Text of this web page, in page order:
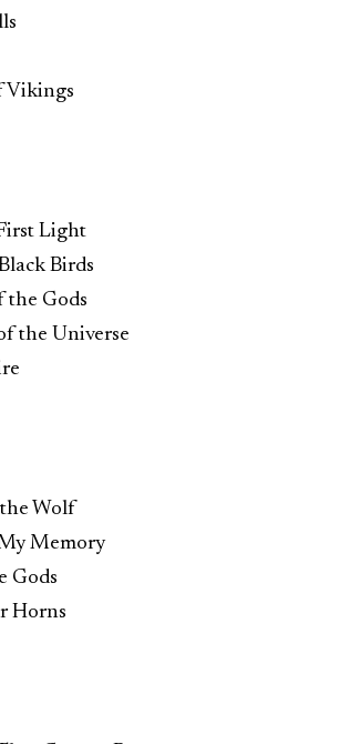
Vikings
Light
Birds
the Gods
the Universe
Wolf
Memory
Gods
Horns